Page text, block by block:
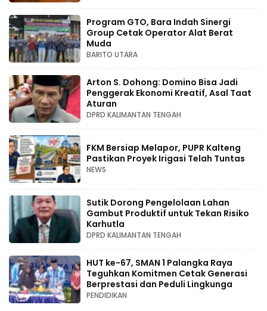
Program GTO, Bara Indah Sinergi
Group Cetak Operator Alat Berat
Muda
BARITO UTARA
Arton S. Dohong: Domino Bisa Jadi
Penggerak Ekonomi Kreatif, Asal Taat
Aturan
DPRD KALIMANTAN TENGAH
FKM Bersiap Melapor, PUPR Kalteng
Pastikan Proyek Irigasi Telah Tuntas
NEWS
Sutik Dorong Pengelolaan Lahan
Gambut Produktif untuk Tekan Risiko
Karhutla
DPRD KALIMANTAN TENGAH
HUT ke-67, SMAN 1 Palangka Raya
Teguhkan Komitmen Cetak Generasi
Berprestasi dan Peduli Lingkunga
PENDIDIKAN